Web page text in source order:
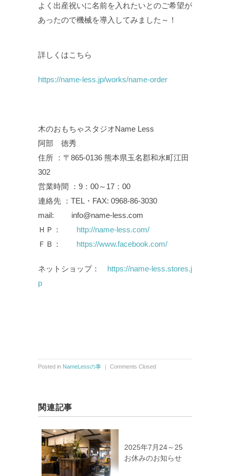
よく出産祝いに名前を入れたいとのご希望が
あったので機械を導入してみました～！
詳しくはこちら
https://name-less.jp/works/name-order
木のおもちゃスタジオName Less
阿部 徳秀
住所 ：〒865-0136 熊本県玉名郡和水町江田
302
営業時間 ：9：00～17：00
連絡先 ：TEL・FAX: 0968-86-3030
mail: info@name-less.com
ＨＰ： http://name-less.com/
ＦＢ： https://www.facebook.com/
ネットショップ： https://name-less.stores.j
p
Posted in NameLessの事 ｜ Comments Closed
関連記事
2025年7月24～25
お休みのお知らせ